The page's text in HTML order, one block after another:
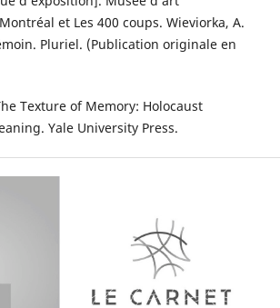
et Les 400 coups. Wieviorka, A.
Pluriel. (Publication originale en
Texture of Memory: Holocaust
Yale University Press.